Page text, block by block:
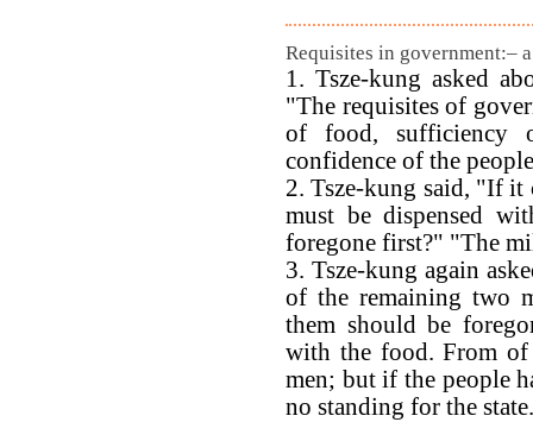
Requisites in government:–
1. Tsze-kung asked
"The requisites of
of food, sufficiency
confidence of the
2. Tsze-kung said, "If it
must be dispensed
foregone first?" "The
3. Tsze-kung again
of the remaining two
them should be
with the food. From of
men; but if the people
no standing for the